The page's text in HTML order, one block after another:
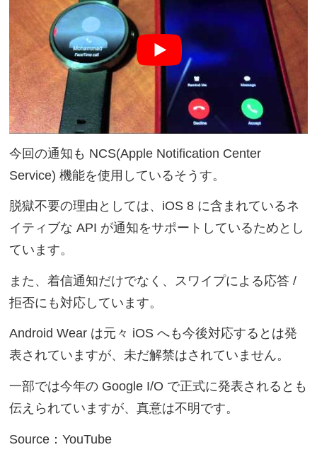
今回の通知も NCS(Apple Notification Center
Service) 機能を使用しているそうす。
脱獄不要の理由としては、iOS 8 に含まれているネ
イティブな API が通知をサポートしているためとし
ています。
また、着信通知だけでなく、スワイプによる応答 /
拒否にも対応しています。
Android Wear は元々 iOS へも今後対応するとは発
表されていますが、未だ解禁はされていません。
一部では今年の Google I/O で正式に発表されるとも
伝えられていますが、真意は不明です。
Source：YouTube